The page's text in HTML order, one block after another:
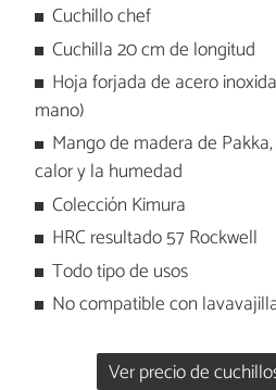
Cuchillo chef
Cuchilla 20 cm de longitud
Hoja forjada de acero
mano)
Mango de madera de
calor y la humedad
Colección Kimura
HRC resultado 57 Rockwell
Todo tipo de usos
No compatible con
Ver precio de